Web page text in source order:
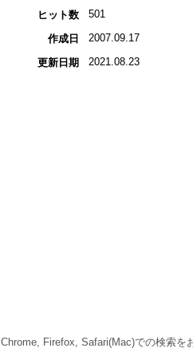
ヒット数
501
作成日 2007.09.17
更新日期 2021.08.23
Chrome, Firefox, Safari(Mac)での検索を